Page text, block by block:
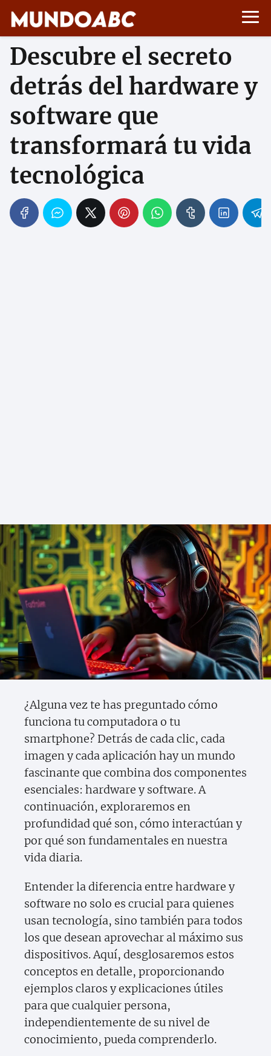
Descubre el secreto
detrás del hardware y
software que
transformará tu vida
tecnológica
¿Alguna vez te has preguntado cómo
funciona tu computadora o tu
smartphone? Detrás de cada clic, cada
imagen y cada aplicación hay un mundo
fascinante que combina dos componentes
esenciales: hardware y software. A
continuación, exploraremos en
profundidad qué son, cómo interactúan y
por qué son fundamentales en nuestra
vida diaria.
Entender la diferencia entre hardware y
software no solo es crucial para quienes
usan tecnología, sino también para todos
los que desean aprovechar al máximo sus
dispositivos. Aquí, desglosaremos estos
conceptos en detalle, proporcionando
ejemplos claros y explicaciones útiles
para que cualquier persona,
independientemente de su nivel de
conocimiento, pueda comprenderlo.